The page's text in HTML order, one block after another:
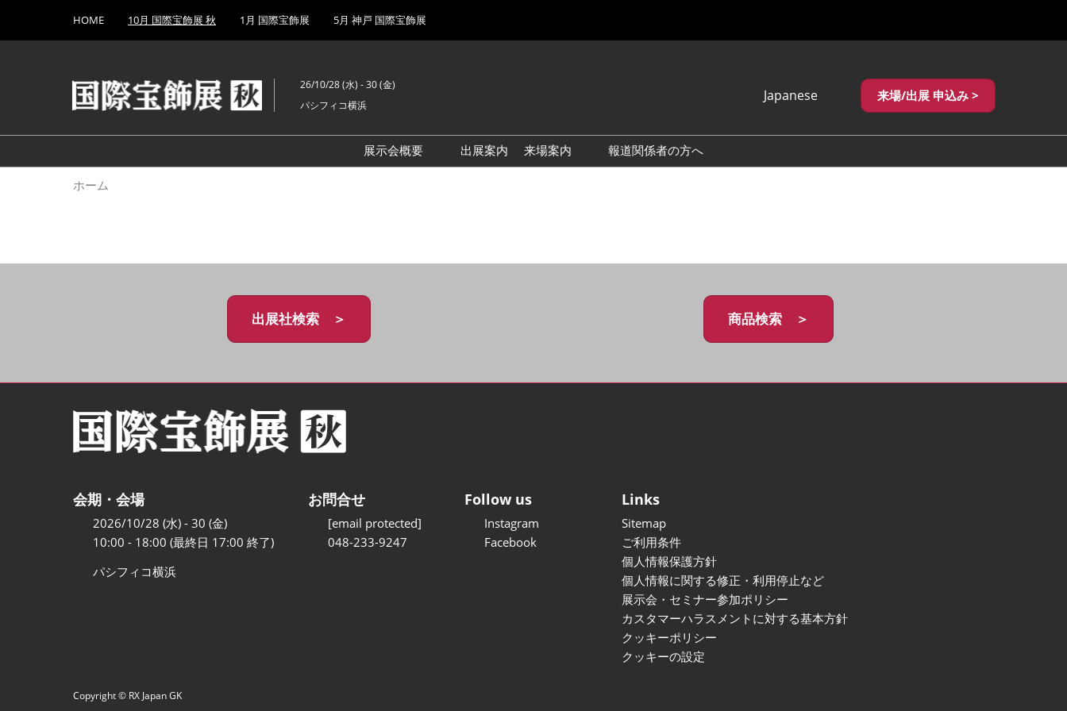
キ
し
て
to
HOME 10月 国際宝飾展 秋 1月 国際宝飾展 5月 神戸 国際宝飾展
26/10/28 (水) - 30 (金)
パシフィコ横浜
Japanese
繁體中文
来場/出展 申込み >
展示会概要
出展案内
来場案内
報道関係者の方へ
ホーム
出展社検索 ＞ 商品検索 ＞
会期・会場
2026/10/28 (水) - 30 (金)
10:00 - 18:00 (最終日 17:00 終了)
パシフィコ横浜
お問合せ
[email protected]
048-233-9247
Follow us
Instagram
Facebook
Links
Sitemap
ご利用条件
個人情報保護方針
個人情報に関する修正・利用停止など
展示会・セミナー参加ポリシー
カスタマーハラスメントに対する基本方針
クッキーポリシー
クッキーの設定
Copyright © RX Japan GK